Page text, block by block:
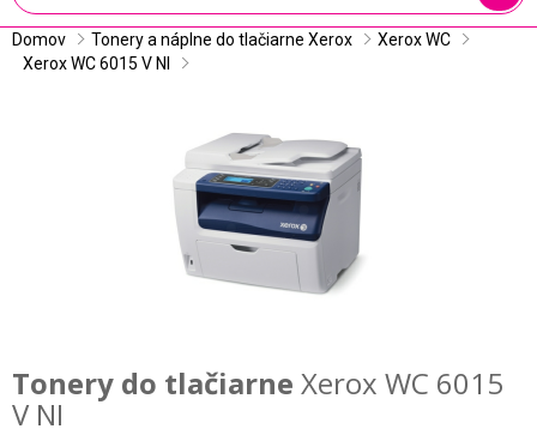
Domov Tonery a náplne do tlačiarne Xerox
Xerox WC
Xerox WC 6015 V NI
Tonery do tlačiarne Xerox WC 6015
V NI